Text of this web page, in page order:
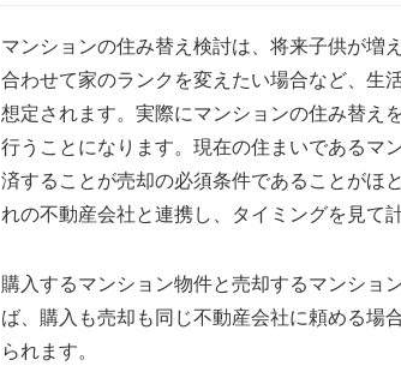
マンションの住み替え検討は、将来子供が増
合わせて家のランクを変えたい場合など、生
想定されます。実際にマンションの住み替え
行うことになります。現在の住まいであるマ
済することが売却の必須条件であることがほ
れの不動産会社と連携し、タイミングを見て
購入するマンション物件と売却するマンショ
ば、購入も売却も同じ不動産会社に頼める場
られます。